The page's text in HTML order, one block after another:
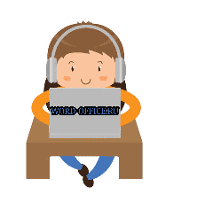
содержимому